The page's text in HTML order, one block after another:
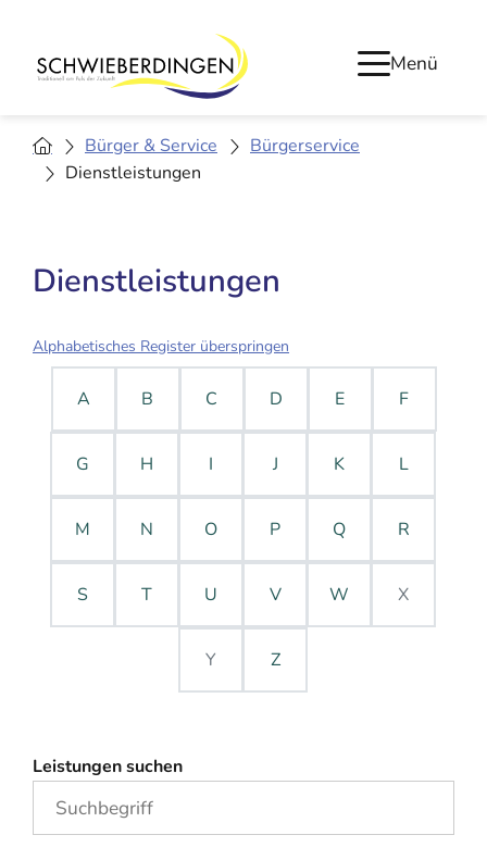
Menü
Bürger & Service
Bürgerservice
Dienstleistungen
Dienstleistungen
Alphabetisches Register überspringen
A B C D E F
G H I J K L
M N O P Q R
S T U V W X
Y Z
Leistungen suchen